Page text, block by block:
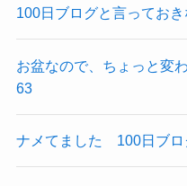
100日ブログと言ってお
お盆なので、ちょっと変
63
ナメてました 100日ブロ